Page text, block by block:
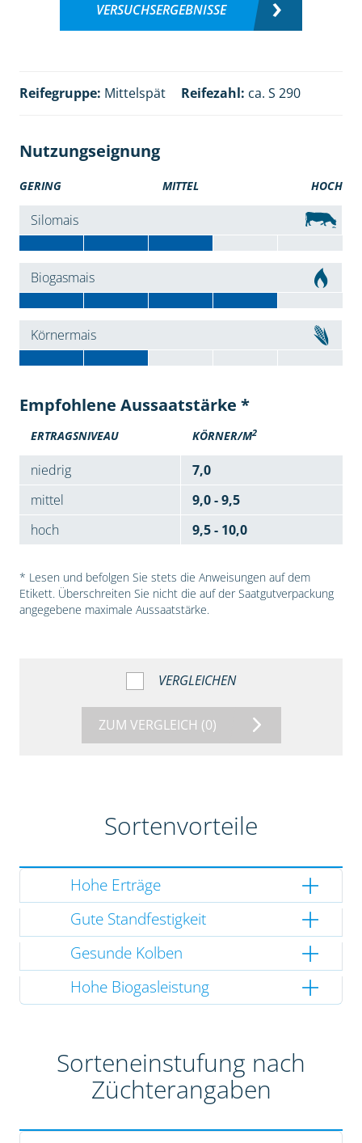
VERSUCHSERGEBNISSE
Reifegruppe: Mittelspät Reifezahl: ca. S 290
Nutzungseignung
GERING MITTEL HOCH
Silomais
Biogasmais
Körnermais
Empfohlene Aussaatstärke *
ERTRAGSNIVEAU KÖRNER/M2
niedrig
7,0
mittel
9,0 - 9,5
hoch
9,5 - 10,0
* Lesen und befolgen Sie stets die Anweisungen auf dem
Etikett. Überschreiten Sie nicht die auf der Saatgutverpackung
angegebene maximale Aussaatstärke.
VERGLEICHEN
ZUM VERGLEICH (0)
Sortenvorteile
Hohe Erträge
Gute Standfestigkeit
Gesunde Kolben
Hohe Biogasleistung
Sorteneinstufung nach
Züchterangaben